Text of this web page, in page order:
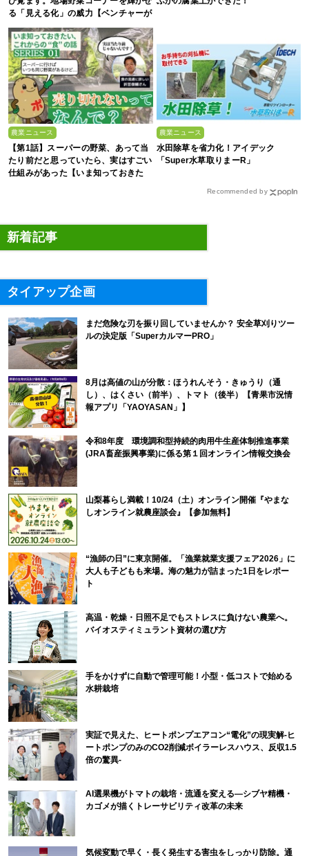
る「見える化」の威力【ベンチャーが
拓く！日本の農の未来 #2】
農業ニュース
【第1話】スーパーの野菜、あって当
たり前だと思っていたら、実はすごい
仕組みがあった【いま知っておきた
農業ニュース
水田除草を省力化！アイデック
「Super水草取りまーR」
Recommended by
新着記事
タイアップ企画
まだ危険な刃を振り回していませんか？ 安全草刈りツー
ルの決定版「SuperカルマーPRO」
8月は高値の山が分散：ほうれんそう・きゅうり（通
し）、はくさい（前半）、トマト（後半）【青果市況情
報アプリ「YAOYASAN」】
令和8年度 環境調和型持続的肉用牛生産体制推進事業
(JRA畜産振興事業)に係る第１回オンライン情報交換会
山梨暮らし満載！10/24（土）オンライン開催『やまな
しオンライン就農座談会』【参加無料】
“漁師の日”に東京開催。「漁業就業支援フェア2026」に
大人も子どもも来場。海の魅力が詰まった1日をレポー
ト
高温・乾燥・日照不足でもストレスに負けない農業へ。
バイオスティミュラント資材の選び方
手をかけずに自動で管理可能！小型・低コストで始める
水耕栽培
実証で見えた、ヒートポンプエアコン“電化”の現実解-ヒ
ートポンプのみのCO2削減ボイラーレスハウス、反収1.5
倍の驚異-
AI選果機がトマトの栽培・流通を変える―シブヤ精機・
カゴメが描くトレーサビリティ改革の未来
気候変動で早く・長く発生する害虫をしっかり防除。通